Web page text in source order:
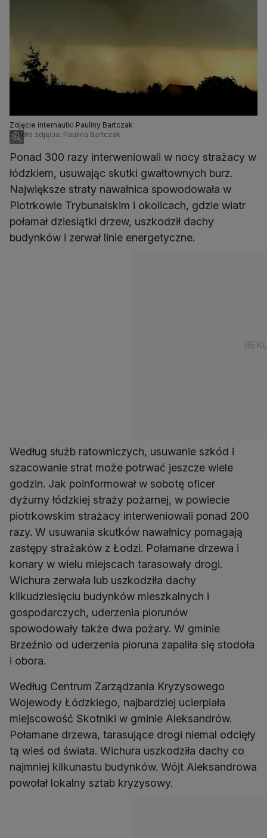
Zdjęcie internautki Pauliny Bartczak
Źródło zdjęcia: Paulina Bartczak
Ponad 300 razy interweniowali w nocy strażacy w
łódzkiem, usuwając skutki gwałtownych burz.
Największe straty nawałnica spowodowała w
Piotrkowie Trybunalskim i okolicach, gdzie wiatr
połamał dziesiątki drzew, uszkodził dachy
budynków i zerwał linie energetyczne.
Według służb ratowniczych, usuwanie szkód i
szacowanie strat może potrwać jeszcze wiele
godzin. Jak poinformował w sobotę oficer
dyżurny łódzkiej straży pożarnej, w powiecie
piotrkowskim strażacy interweniowali ponad 200
razy. W usuwania skutków nawałnicy pomagają
zastępy strażaków z Łodzi. Połamane drzewa i
konary w wielu miejscach tarasowały drogi.
Wichura zerwała lub uszkodziła dachy
kilkudziesięciu budynków mieszkalnych i
gospodarczych, uderzenia piorunów
spowodowały także dwa pożary. W gminie
Brzeźnio od uderzenia pioruna zapaliła się stodoła
i obora.
Według Centrum Zarządzania Kryzysowego
Wojewody Łódzkiego, najbardziej ucierpiała
miejscowość Skotniki w gminie Aleksandrów.
Połamane drzewa, tarasujące drogi niemal odcięły
tą wieś od świata. Wichura uszkodziła dachy co
najmniej kilkunastu budynków. Wójt Aleksandrowa
powołał lokalny sztab kryzysowy.